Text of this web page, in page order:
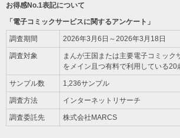
お得感No.1表記について
「電子コミックサービスに関するアンケート」
調査期間 2026年3月6日～2026年3月18日
調査対象
まんが王国または主要電子コミック
をメイン且つ有料で利用している20
サンプル数 1,236サンプル
調査方法 インターネットリサーチ
調査委託先 株式会社MARCS